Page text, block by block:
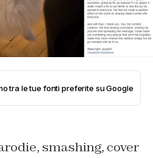
tra le tue fonti preferite su Google
smashing, cover